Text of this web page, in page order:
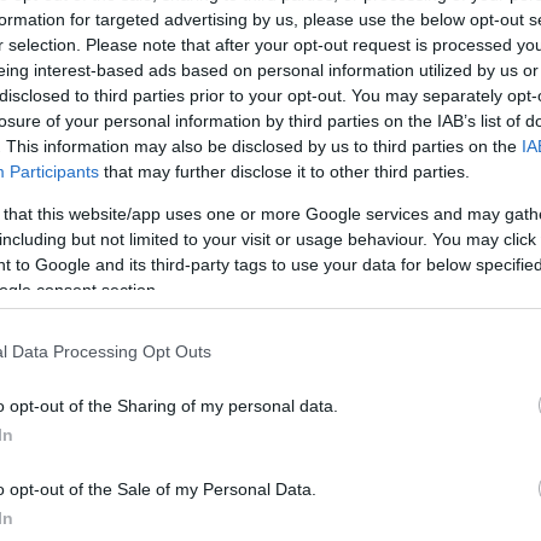
for targeted advertising by us, please use the below opt-out
selection. Please note that after your opt-out request is processed
interest-based ads based on personal information utilized by us
to third parties prior to your opt-out. You may separately
of your personal information by third parties on the IAB’s list of
This information may also be disclosed by us to third parties on the
Participants that may further disclose it to other third parties.
that this website/app uses one or more Google services and may
but not limited to your visit or usage behaviour. You may
to Google and its third-party tags to use your data for below
consent section.
Data Processing Opt Outs
opt-out of the Sharing of my personal data.
opt-out of the Sale of my Personal Data.
το γήπεδο Palau Municipal d’Esports χωρά περίπου
ΔΙΑΦΗΜΙΣΗ